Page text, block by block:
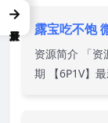
露宝吃不饱
资源简介 「资
期 【6P1V】
→